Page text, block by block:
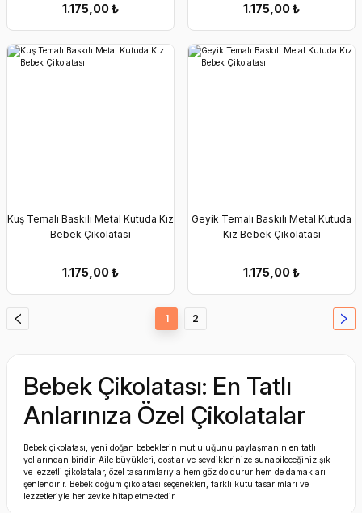
1.175,00₺ 1.175,00₺
Kuş Temalı Baskılı Metal Kutuda Kız
Bebek Çikolatası
1.175,00₺
Geyik Temalı Baskılı Metal Kutuda
Kız Bebek Çikolatası
1.175,00₺
1 2
Bebek Çikolatası: En Tatlı
Anlarınıza Özel Çikolatalar
Bebek çikolatası, yeni doğan bebeklerin mutluluğunu paylaşmanın en tatlı
yollarından biridir. Aile büyükleri, dostlar ve sevdiklerinize sunabileceğiniz şık
ve lezzetli çikolatalar, özel tasarımlarıyla hem göz doldurur hem de damakları
şenlendirir. Bebek doğum çikolatası seçenekleri, farklı kutu tasarımları ve
lezzetleriyle her zevke hitap etmektedir.